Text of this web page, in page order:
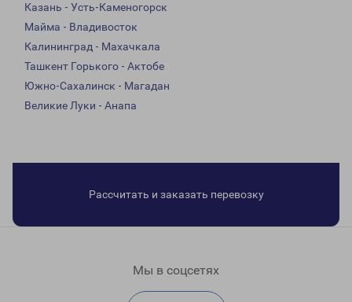
Казань - Усть-Каменогорск
Майма - Владивосток
Калининград - Махачкала
Ташкент Горького - Актобе
Южно-Сахалинск - Магадан
Великие Луки - Анапа
Рассчитать и заказать перевозку
Мы в соцсетях